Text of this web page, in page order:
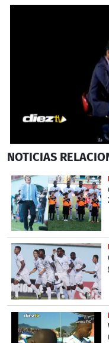
seconds
1
minute,
2
seconds
NOTICIAS